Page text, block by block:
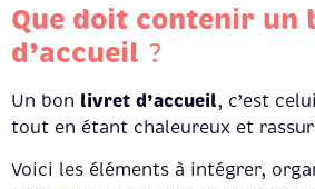
Que doit contenir un
d’accueil ?
Un bon livret d’accueil, c’est
tout en étant chaleureux et
Voici les éléments à intégrer,